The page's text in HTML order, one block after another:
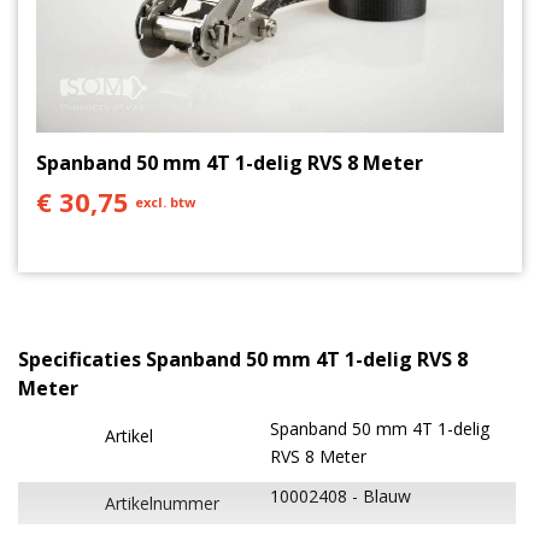
Spanband 50 mm 4T 1-delig RVS 8 Meter
€ 30,75 excl. btw
Specificaties Spanband 50 mm 4T 1-delig RVS 8
Meter
Artikel
Spanband 50 mm 4T 1-delig
RVS 8 Meter
Artikelnummer 10002408 Blauw